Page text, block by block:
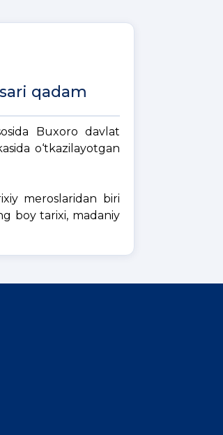
qadam
Buxoro davlat
o‘tkazilayotgan
meroslaridan biri
boy tarixi, madaniy